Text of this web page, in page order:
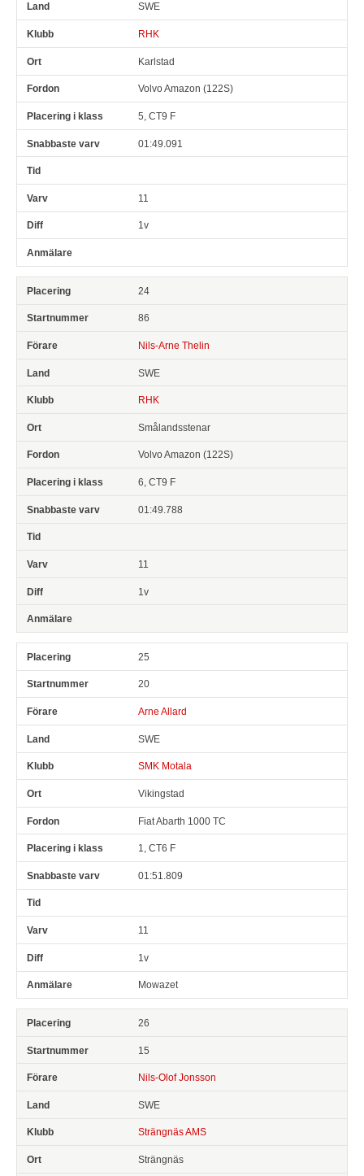
SWE
RHK
Karlstad
Volvo Amazon (122S)
5, CT9 F
01:49.091
11
1v
24
86
Nils-Arne Thelin
SWE
RHK
Smålandsstenar
Volvo Amazon (122S)
6, CT9 F
01:49.788
11
1v
25
20
Arne Allard
SWE
SMK Motala
Vikingstad
Fiat Abarth 1000 TC
1, CT6 F
01:51.809
11
1v
Mowazet
26
15
Nils-Olof Jonsson
SWE
Strängnäs AMS
Strängnäs